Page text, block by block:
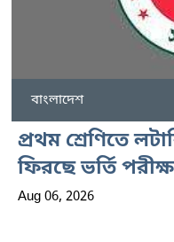
বাংলাদেশ
প্রথম শ্রেণিতে
ফিরছে ভর্তি
Aug 06, 2026